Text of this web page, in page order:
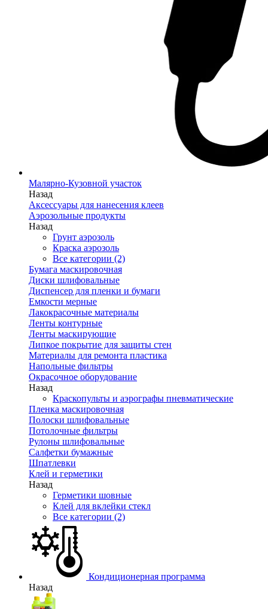
Малярно-Кузовной участок
Назад
Аксессуары для нанесения клеев
Аэрозольные продукты
Назад
Грунт аэрозоль
Краска аэрозоль
Все категории (2)
Бумага маскировочная
Диски шлифовальные
Диспенсер для пленки и бумаги
Емкости мерные
Лакокрасочные материалы
Ленты контурные
Ленты маскирующие
Липкое покрытие для защиты стен
Материалы для ремонта пластика
Напольные фильтры
Окрасочное оборудование
Назад
Краскопульты и аэрографы пневматические
Пленка маскировочная
Полоски шлифовальные
Потолочные фильтры
Рулоны шлифовальные
Салфетки бумажные
Шпатлевки
Клей и герметики
Назад
Герметики шовные
Клей для вклейки стекл
Все категории (2)
Кондиционерная программа
Назад